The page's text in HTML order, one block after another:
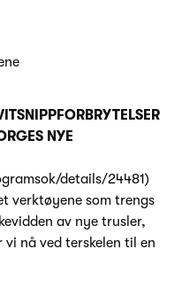
NYE
details/24481)
verktøyene som trengs
av nye trusler,
nå ved terskelen til en